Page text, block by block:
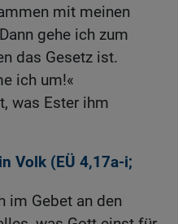
mit meinen
gehe ich zum
das Gesetz ist.
ich um!«
was Ester ihm
Volk (EÜ 4,17a-i;
im Gebet an den